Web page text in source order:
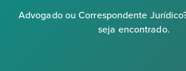
Advogado ou Correspondente
seja encontrado.